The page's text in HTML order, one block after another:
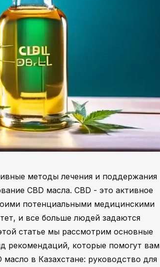
методы лечения и поддержания
CBD масла. CBD - это активное
потенциальными медицинскими
и все больше людей задаются
статье мы рассмотрим основные
рекомендаций, которые помогут вам
в Казахстане: руководство для